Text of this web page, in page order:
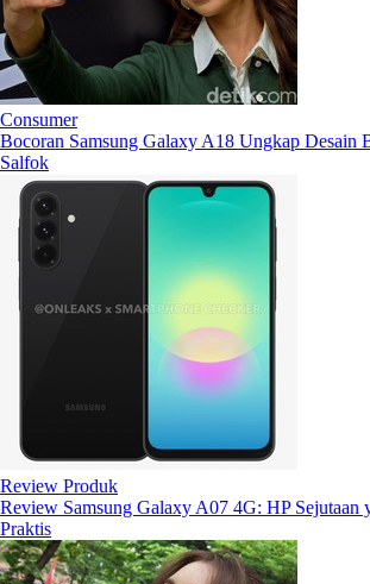
Consumer
Bocoran Samsung Galaxy A18 Ungkap Desain
Salfok
Review Produk
Review Samsung Galaxy A07 4G: HP Sejutaan
Praktis